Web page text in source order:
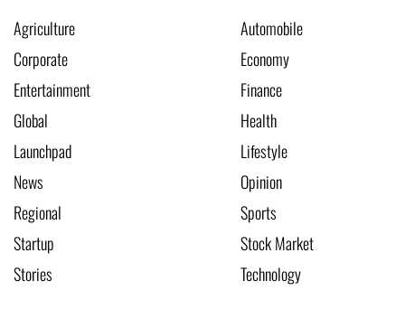
Agriculture
Automobile
Corporate
Economy
Entertainment
Finance
Global
Health
Launchpad
Lifestyle
News
Opinion
Regional
Sports
Startup
Stock Market
Stories
Technology